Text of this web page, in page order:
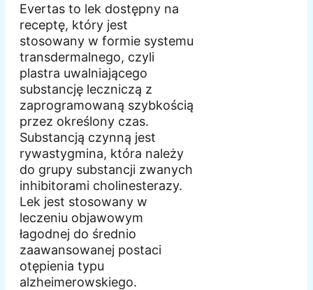
Evertas to lek dostępny na
receptę, który jest
stosowany w formie systemu
transdermalnego, czyli
plastra uwalniającego
substancję leczniczą z
zaprogramowaną szybkością
przez określony czas.
Substancją czynną jest
rywastygmina, która należy
do grupy substancji zwanych
inhibitorami cholinesterazy.
Lek jest stosowany w
leczeniu objawowym
łagodnej do średnio
zaawansowanej postaci
otępienia typu
alzheimerowskiego.